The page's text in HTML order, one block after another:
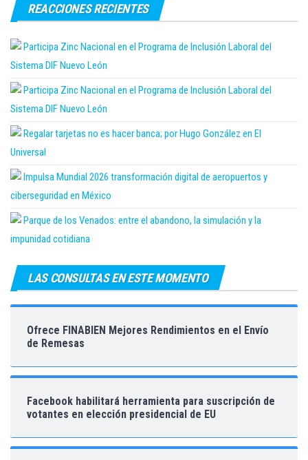
REACCIONES RECIENTES
Participa Zinc Nacional en el Programa de Inclusión Laboral del
Sistema DIF Nuevo León
Participa Zinc Nacional en el Programa de Inclusión Laboral del
Sistema DIF Nuevo León
Regalar tarjetas no es hacer banca; por Hugo González en El
Universal
Impulsa Mundial 2026 transformación digital de aeropuertos y
ciberseguridad en México
Parque de los Venados: entre el abandono, la simulación y la
impunidad cotidiana
LAS CONSULTAS EN ESTE MOMENTO
Ofrece FINABIEN Mejores Rendimientos en el Envío
de Remesas
Facebook habilitará herramienta para suscripción de
votantes en elección presidencial de EU